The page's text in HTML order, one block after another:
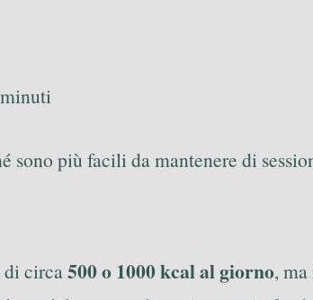
più facili da mantenere di
di circa500 o 1000 kcal al giorno,